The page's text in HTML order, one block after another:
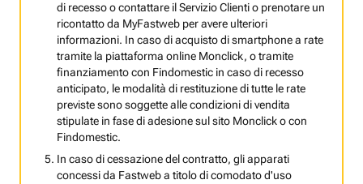
di recesso o contattare il Servizio Clienti o prenotare un
ricontatto da MyFastweb per avere ulteriori
informazioni. In caso di acquisto di smartphone a rate
tramite la piattaforma online Monclick, o tramite
finanziamento con Findomestic in caso di recesso
anticipato, le modalità di restituzione di tutte le rate
previste sono soggette alle condizioni di vendita
stipulate in fase di adesione sul sito Monclick o con
Findomestic.
In caso di cessazione del contratto, gli apparati
concessi da Fastweb a titolo di comodato d'uso